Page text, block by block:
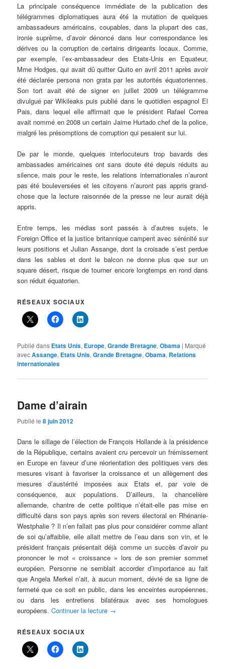
La principale conséquence immédiate de la publication des
télégrammes diplomatiques aura été la mutation de quelques
ambassadeurs américains, coupables, dans la plupart des cas,
ironie suprême, d’avoir dénoncé dans leur correspondance les
dérives ou la corruption de certains dirigeants locaux. Comme,
par exemple, l’ex-ambassadeur des Etats-Unis en Equateur,
Mme Hodges, qui avait dû quitter Quito en avril 2011 après avoir
été déclarée persona non grata par les autorités équatoriennes.
Son tort avait été de signer en juillet 2009 un télégramme
divulgué par Wikileaks puis publié dans le quotidien espagnol El
Pais, dans lequel elle affirmait que le président Rafael Correa
avait nommé en 2008 un certain Jaime Hurtado chef de la police,
malgré les présomptions de corruption qui pesaient sur lui.
De par le monde, quelques interlocuteurs trop bavards des
ambassades américaines ont sans doute été depuis réduits au
silence, mais pour le reste, les relations internationales n’auront
pas été bouleversées et les citoyens n’auront pas appris grand-
chose que la lecture raisonnée de la presse ne leur aurait déjà
appris.
Entre temps, les médias sont passés à d’autres sujets, le
Foreign Office et la justice britannique campent avec sérénité sur
leurs positions et Julian Assange, dont la croisade s’est perdue
dans les sables et dont le balcon ne donne plus que sur un
square désert, risque de tourner encore longtemps en rond dans
son réduit équatorien.
RÉSEAUX SOCIAUX
Publié dans Etats Unis, Europe,Grande Bretagne,Obama | Marqué
avecAssange, Etats Unis,Grande Bretagne,Obama, Relations
internationales
Dame d’airain
Publié le8 juin 2012
Dans le sillage de l’élection de François Hollande à la présidence
de la République, certains avaient cru percevoir un frémissement
en Europe en faveur d’une réorientation des politiques vers des
mesures visant à favoriser la croissance et un allègement des
mesures d’austérité imposées aux Etats et, par voie de
conséquence, aux populations. D’ailleurs, la chancelière
allemande, chantre de cette politique n’était-elle pas mise en
difficulté dans son pays après son revers électoral en Rhénanie-
Westphalie ? Il n’en fallait pas plus pour considérer comme allant
de soi qu’affaiblie, elle allait mettre de l’eau dans son vin, et le
président français présentait déjà comme un succès d’avoir pu
prononcer le mot « croissance » lors de son premier sommet
européen. Personne ne semblait accorder d’importance au fait
que Angela Merkel n’ait, à aucun moment, dévié de sa ligne de
fermeté que ce soit en public, dans les enceintes européennes,
ou dans les entretiens bilatéraux avec ses homologues
européens.Continuer la lecture →
RÉSEAUX SOCIAUX